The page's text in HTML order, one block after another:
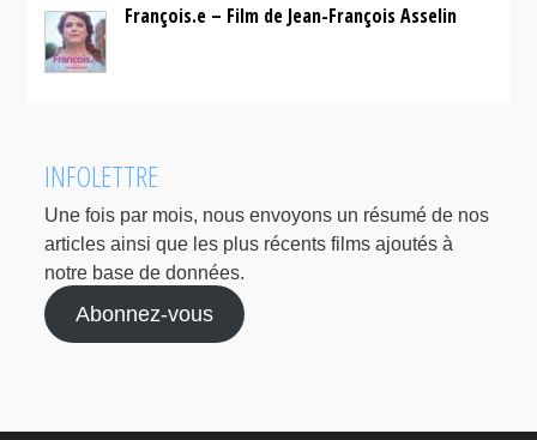
François.e – Film de Jean-François Asselin
INFOLETTRE
Une fois par mois, nous envoyons un résumé de nos
articles ainsi que les plus récents films ajoutés à
notre base de données.
Abonnez-vous